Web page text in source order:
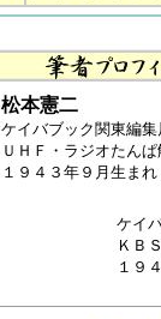
松本憲二
ケイバブック関東編集
ＵＨＦ・ラジオたん
１９４３年９月生まれ
ケイ
ＫＢ
１９